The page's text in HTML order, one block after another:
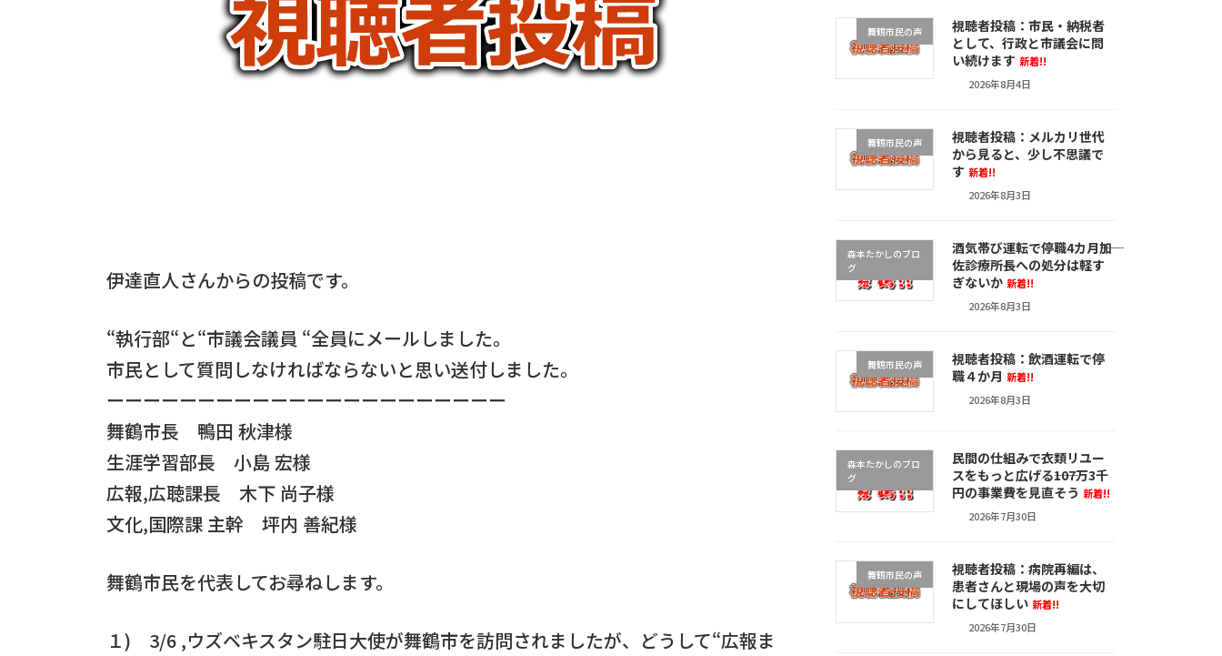
伊達直人さんからの投稿です。
“執行部“と“市議会議員 “全員にメールしました。
市民として質問しなければならないと思い送付しました。
ーーーーーーーーーーーーーーーーーーーーーー
舞鶴市長 鴨田 秋津様
生涯学習部長 小島 宏様
広報,広聴課長 木下 尚子様
文化,国際課 主幹 坪内 善紀様
舞鶴市民を代表してお尋ねします。
１) 3/6 ,ウズベキスタン駐日大使が舞鶴市を訪問されましたが、どうして“広報ま
舞鶴市民の声
視聴者投稿：市民・納税者
として、行政と市議会に問
い続けます 新着!!
2026年8月4日
舞鶴市民の声
視聴者投稿：メルカリ世代
から見ると、少し不思議で
す 新着!!
2026年8月3日
森本たかしのブロ
グ
酒気帯び運転で停職4カ月――加
佐診療所長への処分は軽す
ぎないか 新着!!
2026年8月3日
舞鶴市民の声
視聴者投稿：飲酒運転で停
職４か月 新着!!
2026年8月3日
森本たかしのブロ
グ
民間の仕組みで衣類リユー
スをもっと広げる――107万3千
円の事業費を見直そう 新着!!
2026年7月30日
舞鶴市民の声
視聴者投稿：病院再編は、
患者さんと現場の声を大切
にしてほしい 新着!!
2026年7月30日